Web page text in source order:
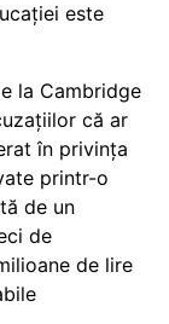
este
la Cambridge
că ar
în privința
printr-o
de un
de
de lire